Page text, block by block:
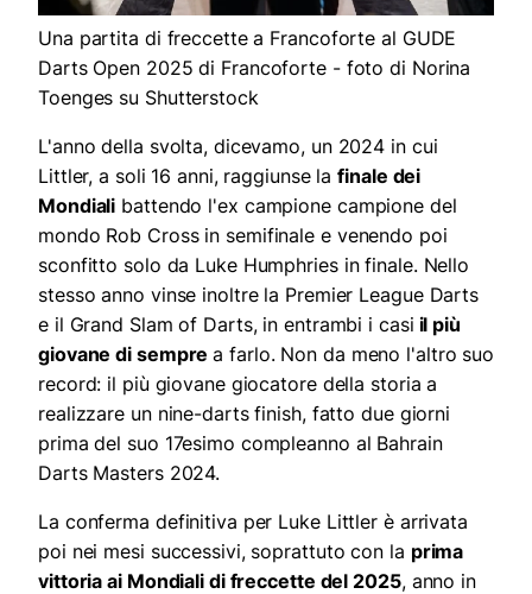
Una partita di freccette a Francoforte al GUDE
Darts Open 2025 di Francoforte - foto di Norina
Toenges su Shutterstock
L'anno della svolta, dicevamo, un 2024 in cui
Littler, a soli 16 anni, raggiunse lafinale dei
Mondiali battendo l'ex campione campione del
mondo Rob Cross in semifinale e venendo poi
sconfitto solo da Luke Humphries in finale. Nello
stesso anno vinse inoltre la Premier League Darts
e il Grand Slam of Darts, in entrambi i casi il più
giovane di semprea farlo. Non da meno l'altro suo
record: il più giovane giocatore della storia a
realizzare un nine-darts finish, fatto due giorni
prima del suo 17esimo compleanno al Bahrain
Darts Masters 2024.
La conferma definitiva per Luke Littler è arrivata
poi nei mesi successivi, soprattuto con la prima
vittoria ai Mondiali di freccette del 2025, anno in